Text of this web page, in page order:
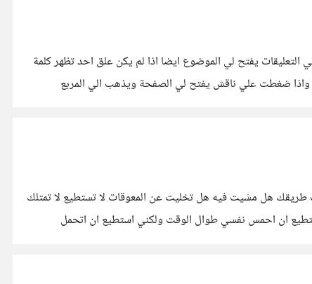
يفتح لي الموضوع ايضا اذا لم يكن علق احد تظهر كلمة
واذا ضغطت علي ناقش يفتح لي الصفحة ويذهب الي المربع
طريقك هل مشيت فيه هل تخليت عن المعوقات لا تستطيع لا تمتلك
ان احمس نفسي طوال الوقت ولكني استطيع ان اتحمل